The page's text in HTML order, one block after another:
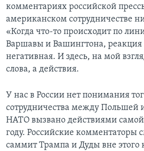
комментариях российской
американском сотрудничестве
«Когда что-то происходит по
Варшавы и Вашингтона, реакция
негативная. И здесь, на мой
слова, а действия.
У нас в России нет понимания
сотрудничества между
НАТО вызвано действиями самой
году. Российские комментаторы
саммит Трампа и Дуды вне этого